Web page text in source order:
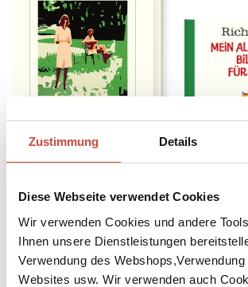
Zustimmung Details
Diese Webseite verwendet Cookies
Wir verwenden Cookies und andere
Ihnen unsere Dienstleistungen
Verwendung des
Websites usw. Wir verwenden auch